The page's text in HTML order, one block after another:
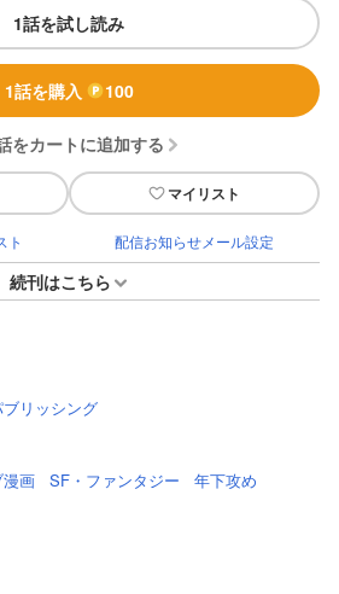
1話を試し読み
1話を購入 100
をカートに追加する
マイリスト
ト 配信お知らせメール設定
続刊はこちら
リッシング
画 SF・ファンタジー
年下攻め